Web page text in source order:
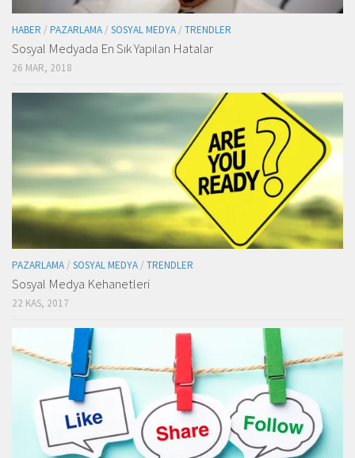
HABER / PAZARLAMA / SOSYAL MEDYA / TRENDLER
Sosyal Medyada En Sık Yapılan Hatalar
26 MAR, 2018
PAZARLAMA / SOSYAL MEDYA / TRENDLER
Sosyal Medya Kehanetleri
22 KAS, 2017